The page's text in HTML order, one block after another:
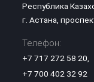
Республика
г. Астана,
Телефон:
+7 717 272 58 20,
+7 700 402 32 92